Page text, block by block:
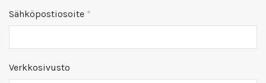
Sähköpostiosoite *
Verkkosivusto